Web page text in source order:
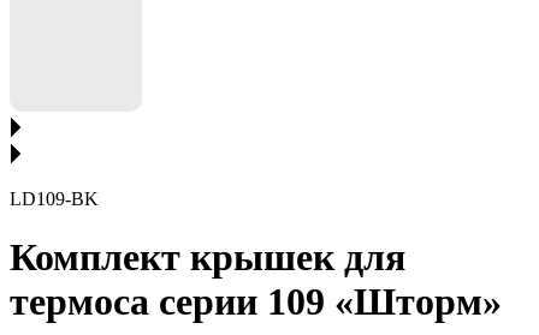
LD109-BK
Комплект крышек для
термоса серии 109 «Шторм»